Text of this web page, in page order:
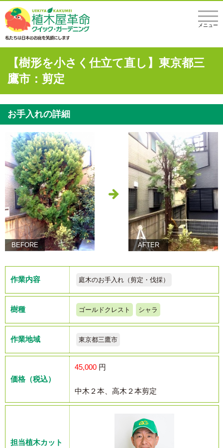
メニュー
【樹形を小さく仕立て直し】東京都三
鷹市：剪定
お手入れの詳細
BEFORE AFTER
作業内容 庭木のお手入れ（剪定・伐採）
樹種 ゴールドクレスト シャラ
作業地域 東京都三鷹市
価格（税込）
45,000 円
中木２本、高木２本剪定
担当植木カット